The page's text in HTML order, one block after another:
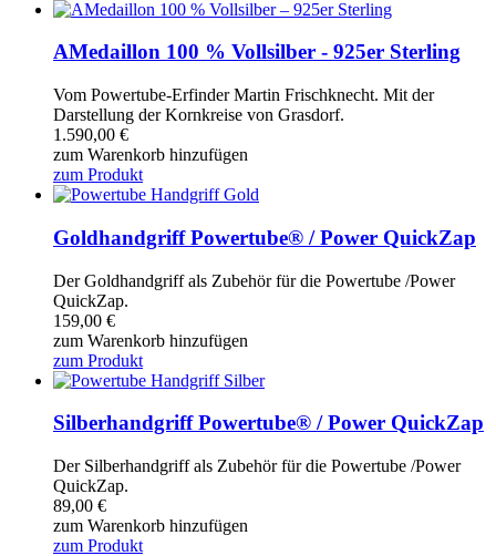
AMedaillon 100 % Vollsilber - 925er Sterling
Vom Powertube-Erfinder Martin Frischknecht. Mit der
Darstellung der Kornkreise von Grasdorf.
1.590,00 €
zum Warenkorb hinzufügen
zum Produkt
Goldhandgriff Powertube® / Power QuickZap
Der Goldhandgriff als Zubehör für die Powertube /Power
QuickZap.
159,00 €
zum Warenkorb hinzufügen
zum Produkt
Silberhandgriff Powertube® / Power QuickZap
Der Silberhandgriff als Zubehör für die Powertube /Power
QuickZap.
89,00 €
zum Warenkorb hinzufügen
zum Produkt